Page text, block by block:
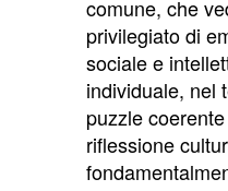
comune, che
privilegiato di
sociale e
individuale, nel
puzzle
riflessione